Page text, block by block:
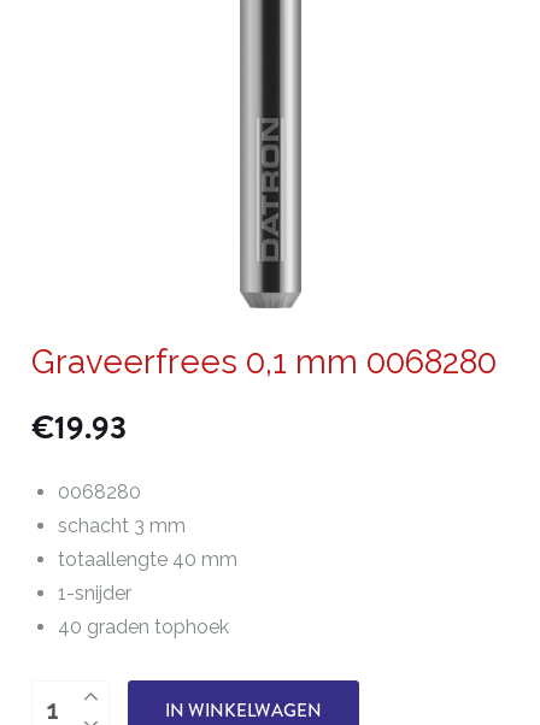
Graveerfrees 0,1 mm 0068280
€19.93
0068280
schacht 3 mm
totaallengte 40 mm
1-snijder
40 graden tophoek
Graveerfrees
IN WINKELWAGEN